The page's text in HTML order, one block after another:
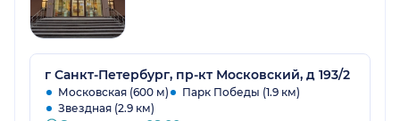
г Санкт-Петербург, пр-кт Московский, д 193/2
Московская (600 м)
Парк Победы (1.9 км)
Звездная (2.9 км)